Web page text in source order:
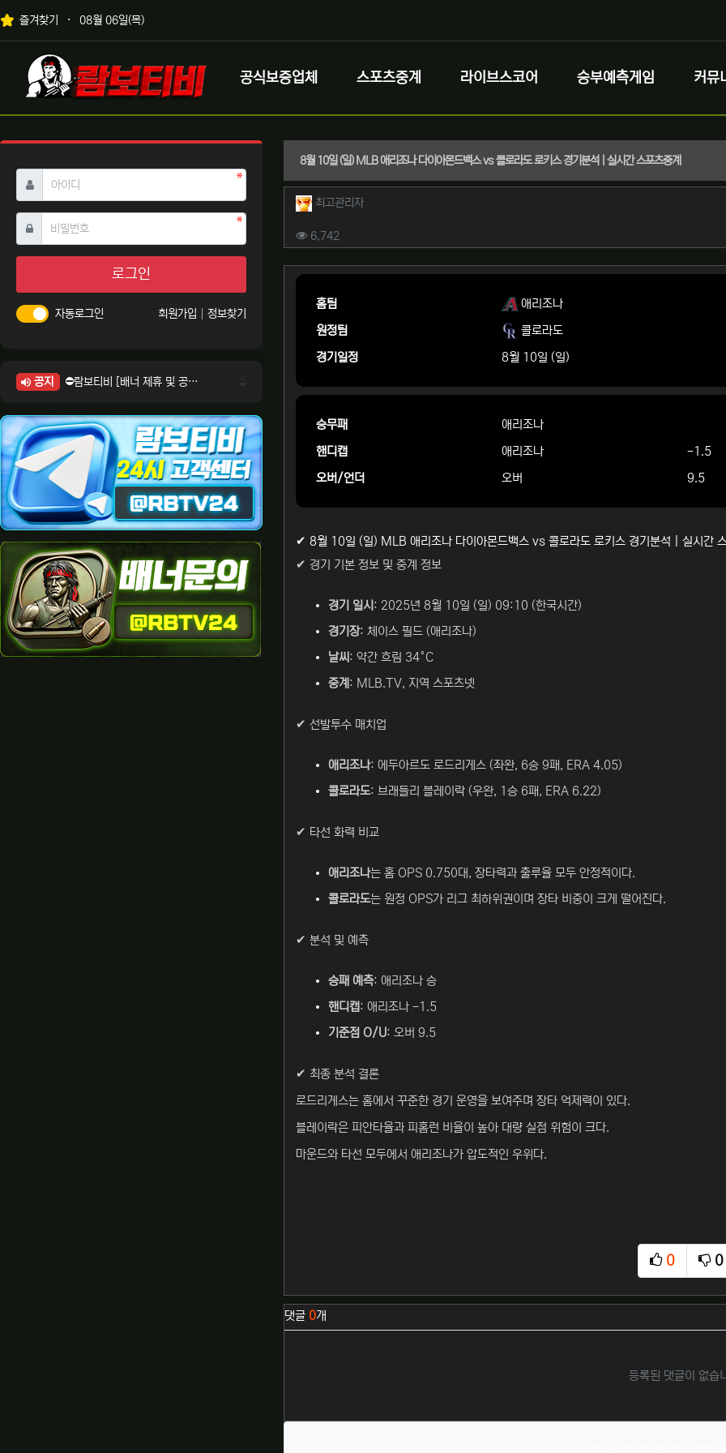
상단 네비
즐겨찾기 08월 06일(목)
메인 메뉴
로고
공식보증업체 스포츠중계 라이브스코어 승부예측게임 커뮤
8월 10일 (일) MLB 애리조나 다이아몬드백스 vs 콜로라도 로키스 경기분석 | 실시간 스포츠중계
작성자 정보
최고관리자작성
컨텐츠 정보
6,742
본문
홈팀
애리조나
원정팀
콜로라도
경기일정
8월 10일 (일)
승무패 애리조나
핸디캡
애리조나 -1.5
오버/언더
오버 9.5
✔ 8월 10일 (일) MLB 애리조나 다이아몬드백스 vs 콜로라도 로키스 경기분석 | 실시간 스
✔ 경기 기본 정보 및 중계 정보
경기 일시 : 2025년 8월 10일 (일) 09:10 (한국시간)
경기장: 체이스 필드 (애리조나)
날씨: 약간 흐림 34°C
중계 : MLB.TV, 지역 스포츠넷
✔ 선발투수 매치업
애리조나: 에두아르도 로드리게스 (좌완, 6승 9패, ERA 4.05)
콜로라도: 브래들리 블레이락 (우완, 1승 6패, ERA 6.22)
✔ 타선 화력 비교
애리조나는 홈 OPS 0.750대, 장타력과 출루율 모두 안정적이다.
콜로라도는 원정 OPS가 리그 최하위권이며 장타 비중이 크게 떨어진다.
✔ 분석 및 예측
승패 예측: 애리조나 승
핸디캡: 애리조나 -1.5
기준점 O/U: 오버 9.5
✔ 최종 분석 결론
로드리게스는 홈에서 꾸준한 경기 운영을 보여주며 장타 억제력이 있다.
블레이락은 피안타율과 피홈런 비율이 높아 대량 실점 위험이 크다.
마운드와 타선 모두에서 애리조나가 압도적인 우위다.
0
추천
0
비
관련자료
댓글 0개
등록된 댓글이 없습
아이디 필수
비밀번호필수
로그인
자동로그인 회원가입 정보찾기
공지
⛔람보티비 [배너 제휴 및 공식 입점 문의 안내]
⛔람보티비 [정회원 등급UP! 안내사항]
⛔람보티비 [채팅방 이용시 주의사항]
⛔람보티비 [공식보증업체 안내]